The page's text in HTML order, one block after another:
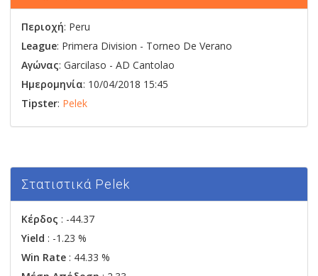
Περιοχή: Peru
League: Primera Division - Torneo De Verano
Αγώνας: Garcilaso - AD Cantolao
Ημερομηνία: 10/04/2018 15:45
Tipster: Pelek
Στατιστικά Pelek
Κέρδος : -44.37
Yield : -1.23 %
Win Rate : 44.33 %